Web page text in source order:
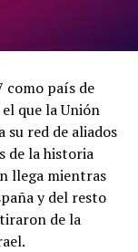
como país de
que la Unión
su red de aliados
de la historia
llega mientras
y del resto
de la